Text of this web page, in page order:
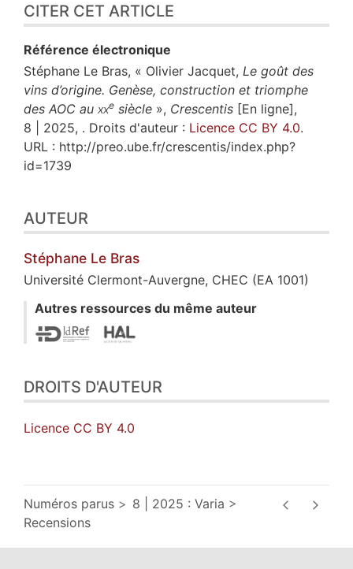
CITER CET ARTICLE
Référence électronique
Stéphane Le Bras, « Olivier Jacquet, Le goût des
vins d’origine. Genèse, construction et triomphe
des AOC au xxe siècle », Crescentis [En ligne],
8 | 2025, . Droits d'auteur : Licence CC BY 4.0.
URL : http://preo.ube.fr/crescentis/index.php?
id=1739
AUTEUR
Stéphane Le Bras
Université Clermont-Auvergne, CHEC (EA 1001)
Autres ressources du même auteur
DROITS D'AUTEUR
Licence CC BY 4.0
Numéros parus
8 | 2025 : Varia
Recensions